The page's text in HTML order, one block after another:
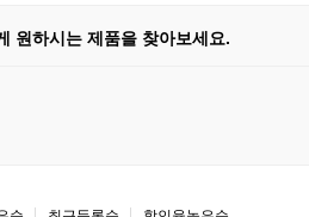
원하시는 제품을 찾아보세요.